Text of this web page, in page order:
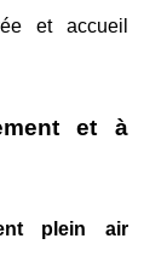
et accueil
et à
plein air